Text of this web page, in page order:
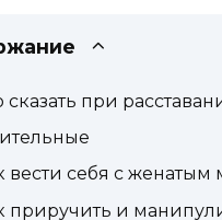
сказать при
вести себя с
приручить и